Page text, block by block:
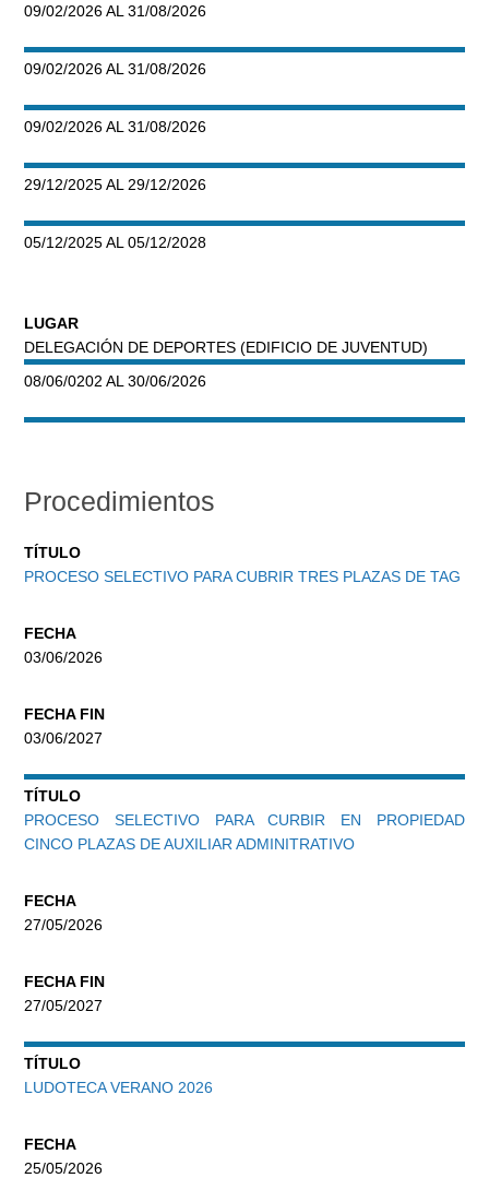
09/02/2026 AL 31/08/2026
09/02/2026 AL 31/08/2026
09/02/2026 AL 31/08/2026
29/12/2025 AL 29/12/2026
05/12/2025 AL 05/12/2028
LUGAR
DELEGACIÓN DE DEPORTES (EDIFICIO DE JUVENTUD)
08/06/0202 AL 30/06/2026
Procedimientos
TÍTULO
PROCESO SELECTIVO PARA CUBRIR TRES PLAZAS DE TAG
FECHA
03/06/2026
FECHA FIN
03/06/2027
TÍTULO
PROCESO SELECTIVO PARA CURBIR EN PROPIEDAD
CINCO PLAZAS DE AUXILIAR ADMINITRATIVO
FECHA
27/05/2026
FECHA FIN
27/05/2027
TÍTULO
LUDOTECA VERANO 2026
FECHA
25/05/2026